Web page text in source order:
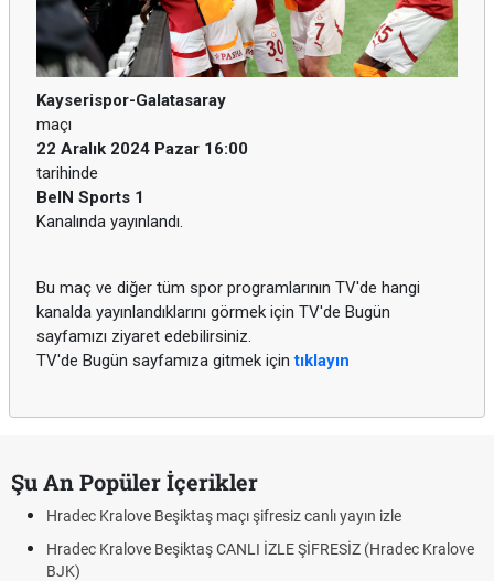
Kayserispor-Galatasaray
maçı
22 Aralık 2024 Pazar 16:00
tarihinde
BeIN Sports 1
Kanalında yayınlandı.
Bu maç ve diğer tüm spor programlarının TV'de hangi
kanalda yayınlandıklarını görmek için TV'de Bugün
sayfamızı ziyaret edebilirsiniz.
TV'de Bugün sayfamıza gitmek içintıklayın
Şu An Popüler İçerikler
Hradec Kralove Beşiktaş maçı şifresiz canlı yayın izle
Hradec Kralove Beşiktaş CANLI İZLE ŞİFRESİZ (Hradec Kralove
BJK)